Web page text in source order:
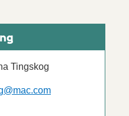
Tingskog